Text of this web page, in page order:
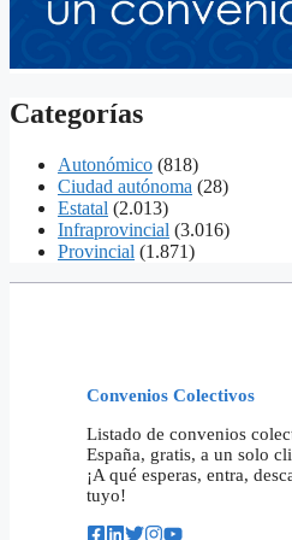
Categorías
Autonómico (818)
Ciudad autónoma (28)
Estatal (2.013)
Infraprovincial (3.016)
Provincial (1.871)
Convenios Colectivos
Listado de convenios
España, gratis, a un solo
¡A qué esperas, entra,
tuyo!